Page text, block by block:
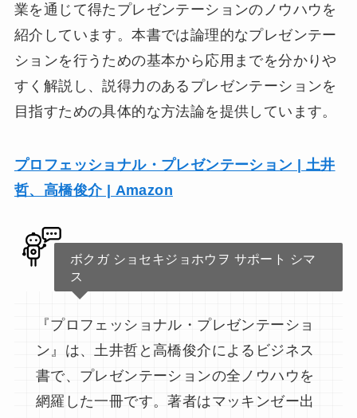
業を通じて得たプレゼンテーションのノウハウを
紹介しています。本書では論理的なプレゼンテー
ションを行うための基本から応用までを分かりや
すく解説し、説得力のあるプレゼンテーションを
目指すための具体的な方法論を提供しています​。
プロフェッショナル・プレゼンテーション | 土井
哲、高橋俊介 | Amazon
ボクガ ショセキジョホウヲ サポート シマ
ス
『プロフェッショナル・プレゼンテーショ
ン』は、土井哲と高橋俊介によるビジネス
書で、プレゼンテーションの全ノウハウを
網羅した一冊です。著者はマッキンゼー出